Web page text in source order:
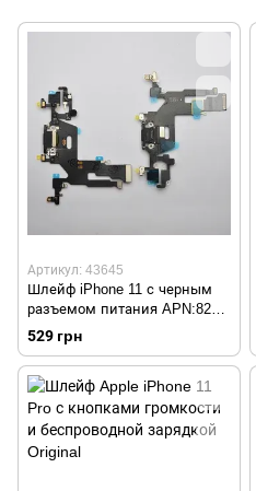
Артикул: 43645
Шлейф iPhone 11 с черным
разъемом питания APN:821-
02037-A Original
529 грн